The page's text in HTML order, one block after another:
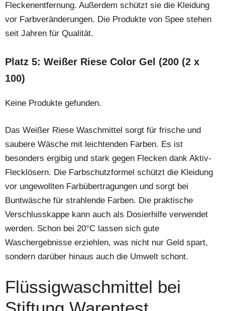
Fleckenentfernung. Außerdem schützt sie die Kleidung
vor Farbveränderungen. Die Produkte von Spee stehen
seit Jahren für Qualität.
Platz 5: Weißer Riese Color Gel (200 (2 x
100)
Keine Produkte gefunden.
Das Weißer Riese Waschmittel sorgt für frische und
saubere Wäsche mit leichtenden Farben. Es ist
besonders ergibig und stark gegen Flecken dank Aktiv-
Flecklösern. Die Farbschutzformel schützt die Kleidung
vor ungewollten Farbübertragungen und sorgt bei
Buntwäsche für strahlende Farben. Die praktische
Verschlusskappe kann auch als Dosierhilfe verwendet
werden. Schon bei 20°C lassen sich gute
Waschergebnisse erziehlen, was nicht nur Geld spart,
sondern darüber hinaus auch die Umwelt schont.
Flüssigwaschmittel bei